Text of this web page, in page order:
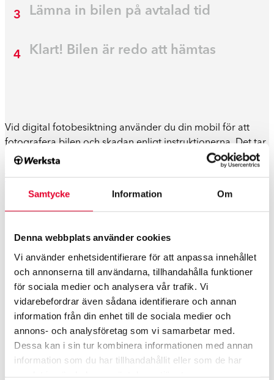
Samtycke Information Om
Denna webbplats använder cookies
Vi använder enhetsidentifierare för att anpassa innehållet
och annonserna till användarna, tillhandahålla funktioner
för sociala medier och analysera vår trafik. Vi
vidarebefordrar även sådana identifierare och annan
information från din enhet till de sociala medier och
annons- och analysföretag som vi samarbetar med.
Dessa kan i sin tur kombinera informationen med annan
information som du har tillhandahållit eller som de har
3 Lämna in bilen på avtalad tid
4 Klart! Bilen är redo att hämtas
Vid digital fotobesiktning använder du din mobil för att
fotografera bilen och skadan enligt instruktionerna. Det tar
bara några minuter och kan göras var du än befinner dig.
Till skadebesiktning
Vi samarbetar med försäkringsbolag
Vi har auktoriserade verkstäder